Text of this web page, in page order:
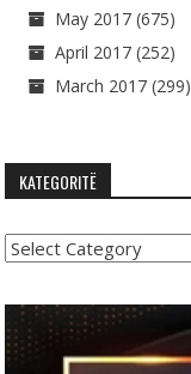
May 2017 (675)
April 2017 (252)
March 2017 (299)
KATEGORITË
Kategoritë